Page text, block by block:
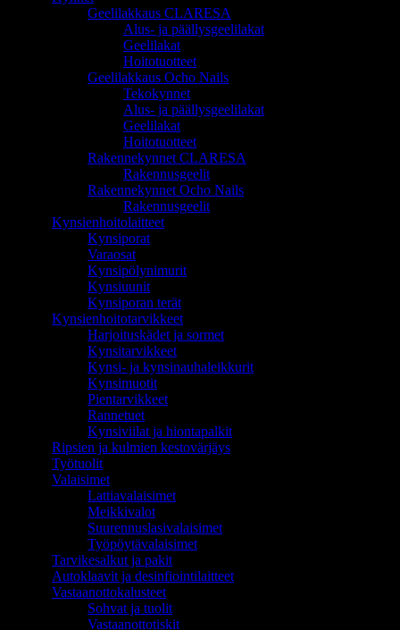
Geelilakkaus CLARESA
Alus- ja päällysgeelilakat
Geelilakat
Hoitotuotteet
Geelilakkaus Ocho Nails
Tekokynnet
Alus- ja päällysgeelilakat
Geelilakat
Hoitotuotteet
Rakennekynnet CLARESA
Rakennusgeelit
Rakennekynnet Ocho Nails
Rakennusgeelit
Kynsienhoitolaitteet
Kynsiporat
Varaosat
Kynsipölynimurit
Kynsiuunit
Kynsiporan terät
Kynsienhoitotarvikkeet
Harjoituskädet ja sormet
Kynsitarvikkeet
Kynsi- ja kynsinauhaleikkurit
Kynsimuotit
Pientarvikkeet
Rannetuet
Kynsiviilat ja hiontapalkit
Ripsien ja kulmien kestovärjäys
Työtuolit
Valaisimet
Lattiavalaisimet
Meikkivalot
Suurennuslasivalaisimet
Työpöytävalaisimet
Tarvikesalkut ja pakit
Autoklaavit ja desinfiointilaitteet
Vastaanottokalusteet
Sohvat ja tuolit
Vastaanottotiskit